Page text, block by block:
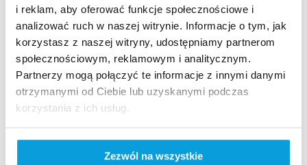
i reklam, aby oferować funkcje społecznościowe i
analizować ruch w naszej witrynie. Informacje o tym, jak
korzystasz z naszej witryny, udostępniamy partnerom
społecznościowym, reklamowym i analitycznym.
Partnerzy mogą połączyć te informacje z innymi danymi
otrzymanymi od Ciebie lub uzyskanymi podczas
korzystania z ich usług.
Zezwól na wszystkie
Szybki dostęp​
Kamery live